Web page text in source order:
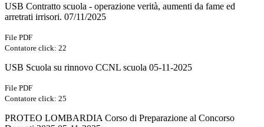
USB Contratto scuola - operazione verità, aumenti da fame ed
arretrati irrisori. 07/11/2025
File PDF
Contatore click: 22
USB Scuola su rinnovo CCNL scuola 05-11-2025
File PDF
Contatore click: 25
PROTEO LOMBARDIA Corso di Preparazione al Concorso